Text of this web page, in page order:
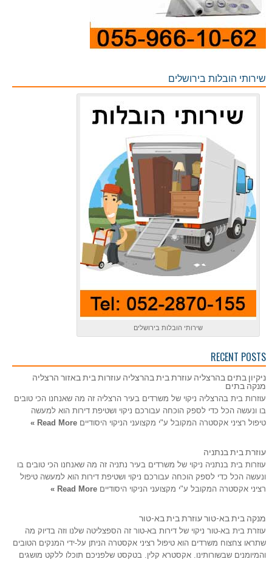
שירותי הובלות בירושלים
שירותי הובלות בירושלים
RECENT POSTS
ניקיון בתים בהרצליה עוזרת בית בהרצליה עוזרות בית באזור הרצליה
מנקה בתים
עוזרות בית בהרצליה ניקוי של משרדים בעיר הרצליה זה מה שאנחנו הכי טובים
בו ונעשה הכל כדי לספק הוכחה עבורכם ניקוי ושטיפת דירות הוא למעשה
טיפול רציני אקסטרה המקובל ע"י מקצועני הניקוי היסודיים Read More »
עוזרת בית בנתניה
עוזרות בית בנתניה ניקוי של משרדים בעיר נתניה זה מה שאנחנו הכי טובים בו
ונעשה הכל כדי לספק הוכחה עבורכם ניקוי ושטיפת דירות הוא למעשה טיפול
רציני אקסטרה המקובל ע"י מקצועני הניקוי היסודיים Read More »
מנקה בית בא-טור עוזרת בית בא-טור
עוזרת בית בא-טור ניקוי של דירות בא-טור זה הספצליטה שלנו וזה בדיוק מה
שתראו צחצוח משרדים הוא טיפול רציני אקסטרה הניתן על-ידי המנקים הטובים
והמיומנים שבשורותינו. אקסטרא קלין. בטקסט שלפניכם תוכלו ללקט מושגים